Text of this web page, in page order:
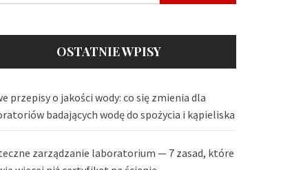
OSTATNIE WPISY
przepisy o jakości wody: co się zmienia dla
badających wodę do spożycia i kąpieliska
zarządzanie laboratorium — 7 zasad, które